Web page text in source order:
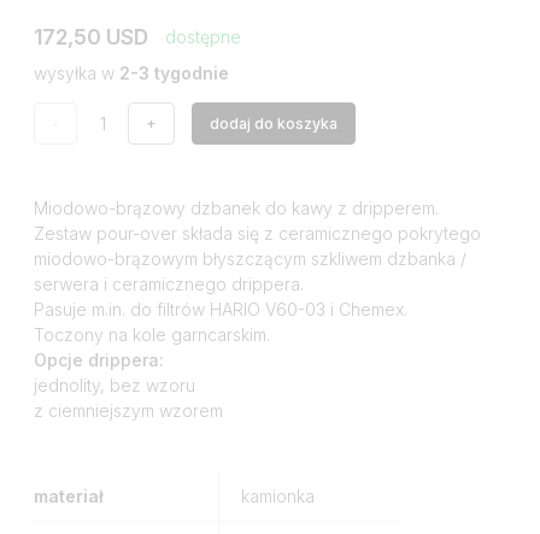
172,50 USD
dostępne
wysyłka w 2-3 tygodnie
+ dodaj do koszyka
Miodowo-brązowy dzbanek do kawy z dripperem.
Zestaw pour-over składa się z ceramicznego pokrytego
miodowo-brązowym błyszczącym szkliwem dzbanka /
serwera i ceramicznego drippera.
Pasuje m.in. do filtrów HARIO V60-03 i Chemex.
Toczony na kole garncarskim.
Opcje drippera:
jednolity, bez wzoru
z ciemniejszym wzorem
materiał kamionka